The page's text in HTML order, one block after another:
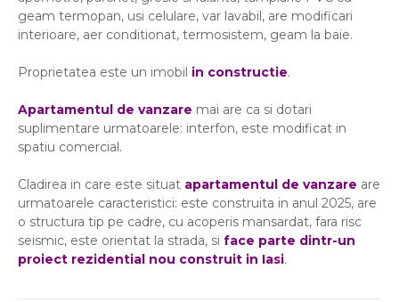
geam termopan, usi celulare, var lavabil, are modificari
interioare, aer conditionat, termosistem, geam la baie.
Proprietatea este un imobil in constructie.
Apartamentul de vanzare mai are ca si dotari
suplimentare urmatoarele: interfon, este modificat in
spatiu comercial.
Cladirea in care este situat apartamentul de vanzare are
urmatoarele caracteristici: este construita in anul 2025, are
o structura tip pe cadre, cu acoperis mansardat, fara risc
seismic, este orientat la strada, si face parte dintr-un
proiect rezidential nou construit in Iasi.